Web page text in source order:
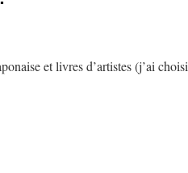
et livres d’artistes (j’ai choisi